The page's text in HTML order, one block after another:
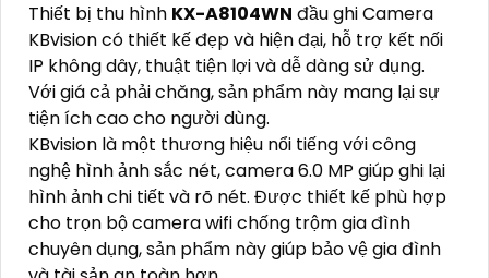
Thiết bị thu hình KX-A8104WN đầu ghi Camera
KBvision có thiết kế đẹp và hiện đại, hỗ trợ kết nối
IP không dây, thuật tiện lợi và dễ dàng sử dụng.
Với giá cả phải chăng, sản phẩm này mang lại sự
tiện ích cao cho người dùng.
KBvision là một thương hiệu nổi tiếng với công
nghệ hình ảnh sắc nét, camera 6.0 MP giúp ghi lại
hình ảnh chi tiết và rõ nét. Được thiết kế phù hợp
cho trọn bộ camera wifi chống trộm gia đình
chuyên dụng, sản phẩm này giúp bảo vệ gia đình